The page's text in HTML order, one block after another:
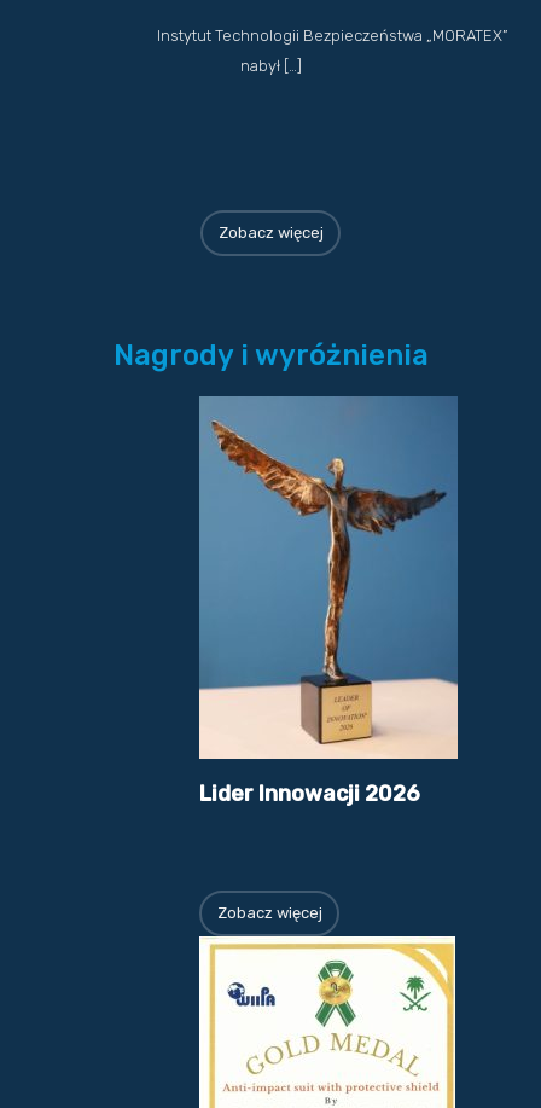
Instytut Technologii Bezpieczeństwa „MORATEX”
nabył […]
Zobacz więcej
Nagrody i wyróżnienia
Lider Innowacji 2026
Zobacz więcej